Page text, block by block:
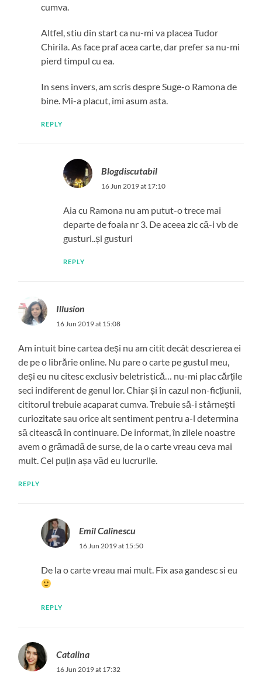
cumva.
Altfel, stiu din start ca nu-mi va placea Tudor
Chirila. As face praf acea carte, dar prefer sa nu-mi
pierd timpul cu ea.
In sens invers, am scris despre Suge-o Ramona de
bine. Mi-a placut, imi asum asta.
REPLY
Blogdiscutabil
16 Jun 2019 at 17:10
Aia cu Ramona nu am putut-o trece mai
departe de foaia nr 3. De aceea zic că-i vb de
gusturi..și gusturi
REPLY
Illusion
16 Jun 2019 at 15:08
Am intuit bine cartea deși nu am citit decât descrierea ei
de pe o librărie online. Nu pare o carte pe gustul meu,
deși eu nu citesc exclusiv beletristică… nu-mi plac cărțile
seci indiferent de genul lor. Chiar și în cazul non-ficțiunii,
cititorul trebuie acaparat cumva. Trebuie să-i stârnești
curiozitate sau orice alt sentiment pentru a-l determina
să citească în continuare. De informat, în zilele noastre
avem o grămadă de surse, de la o carte vreau ceva mai
mult. Cel puțin așa văd eu lucrurile.
REPLY
Emil Calinescu
16 Jun 2019 at 15:50
De la o carte vreau mai mult. Fix asa gandesc si eu
REPLY
Catalina
16 Jun 2019 at 17:32